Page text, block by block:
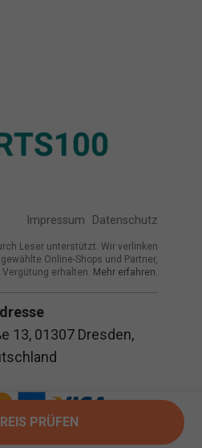
PRÜFEN
Impressum Datenschutz
Leser unterstützt. Wir verlinken
Online-Shops und Partner,
erhalten. Mehr erfahren.
13, 01307 Dresden,